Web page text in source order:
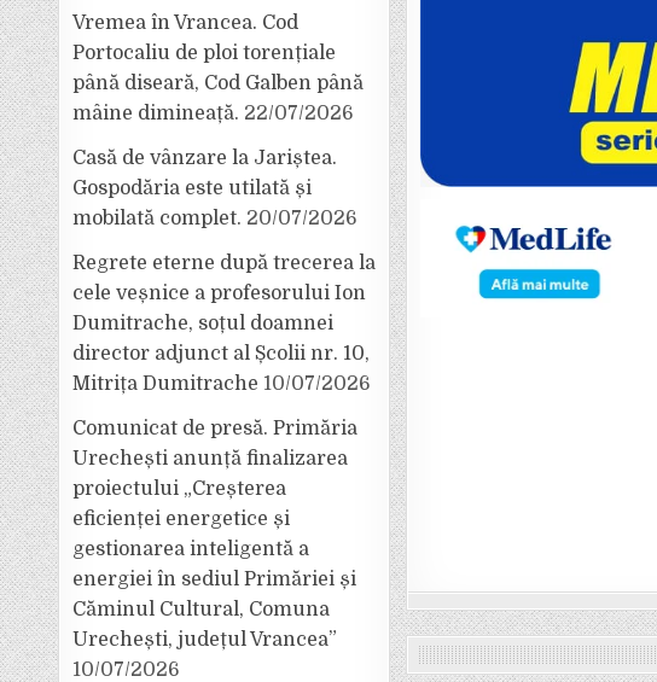
Vremea în Vrancea. Cod
Portocaliu de ploi torențiale
până diseară, Cod Galben până
mâine dimineață. 22/07/2026
Casă de vânzare la Jariștea.
Gospodăria este utilată și
mobilată complet. 20/07/2026
Regrete eterne după trecerea la
cele veșnice a profesorului Ion
Dumitrache, soțul doamnei
director adjunct al Școlii nr. 10,
Mitrița Dumitrache 10/07/2026
Comunicat de presă. Primăria
Urechești anunță finalizarea
proiectului „Creșterea
eficienței energetice și
gestionarea inteligentă a
energiei în sediul Primăriei și
Căminul Cultural, Comuna
Urechești, județul Vrancea”
10/07/2026